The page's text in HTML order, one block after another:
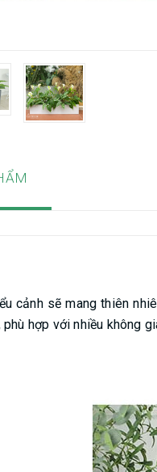
cảnh sẽ mang thiên
hợp với nhiều không